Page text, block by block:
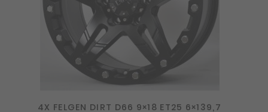
4X FELGEN DIRT D66 9×18 ET25 6×139,7